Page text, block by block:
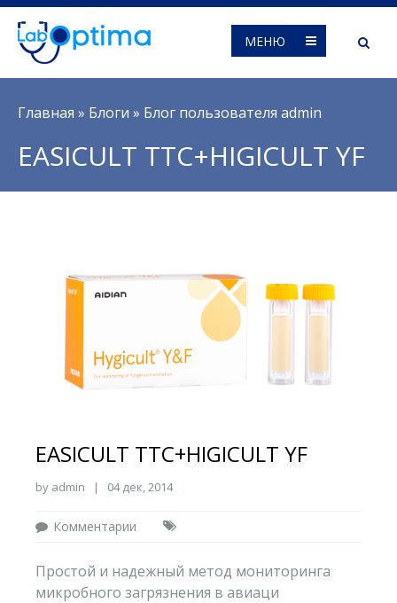
МЕНЮ
Вы здесь
Главная » Блоги » Блог пользователя admin
EASICULT ТТС+HIGICULT YF
EASICULT ТТС+HIGICULT YF
by admin | 04 дек, 2014
Комментарии
Простой и надежный метод мониторинга
микробного загрязнения в авиаци